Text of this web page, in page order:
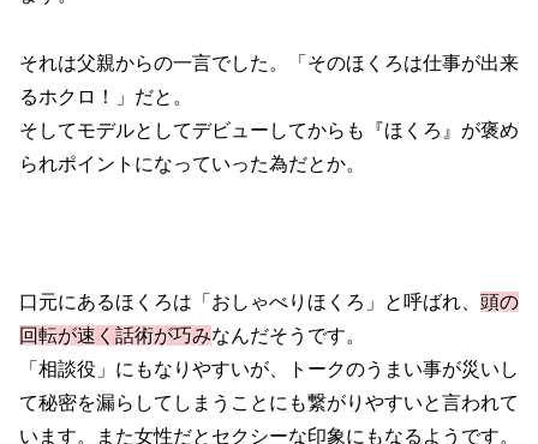
それは父親からの一言でした。「そのほくろは仕事が出来
るホクロ！」だと。
そしてモデルとしてデビューしてからも『ほくろ』が褒め
られポイントになっていった為だとか。
口元にあるほくろは「おしゃべりほくろ」と呼ばれ、 頭の
回転が速く話術が巧みなんだそうです。
「相談役」にもなりやすいが、トークのうまい事が災いし
て秘密を漏らしてしまうことにも繋がりやすいと言われて
います。また女性だとセクシーな印象にもなるようです。